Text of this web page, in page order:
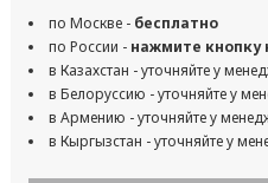
по Москве - бесплатно
по России - нажмите кнопку
в Казахстан - уточняйте у
в Белоруссию - уточняйте у
в Армению - уточняйте у
в Кыргызстан - уточняйте у